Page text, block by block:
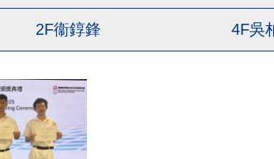
2F衞錞鋒 4F吳